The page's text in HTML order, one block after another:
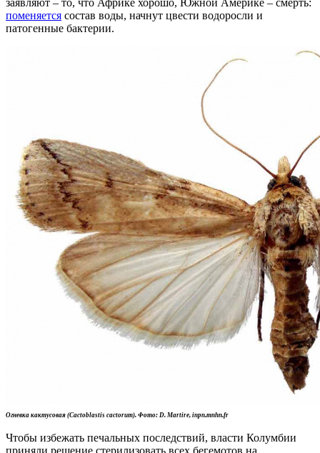
поменяется состав воды, начнут цвести водоросли и
патогенные бактерии.
Огневка кактусовая (Cactoblastis cactorum). Фото: D. Martire, inpn.mnhn.fr
Чтобы избежать печальных последствий, власти Колумбии
приняли решение стерилизовать всех бегемотов на